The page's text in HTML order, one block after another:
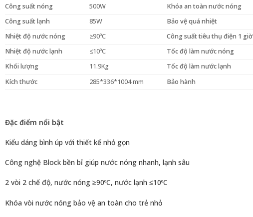
Công suất nóng
500W Khóa an toàn nước nóng
Công suất lạnh
85W Bảo vệ quá nhiệt
Nhiệt độ nước nóng
≥90ºC Công suất tiêu thụ điện 1 giờ
Nhiệt độ nước lạnh
≤10ºC Tốc độ làm nước nóng
Khối lượng
11.9Kg Tốc độ làm nước lạnh
Kích thước
285*336*1004 mm Bảo hành
Đặc điểm nổi bật
Kiểu dáng bình úp với thiết kế nhỏ gọn
Công nghệ Block bền bỉ giúp nước nóng nhanh, lạnh sâu
2 vòi 2 chế độ, nước nóng ≥90ºC, nước lạnh ≤10ºC
Khóa vòi nước nóng bảo vệ an toàn cho trẻ nhỏ